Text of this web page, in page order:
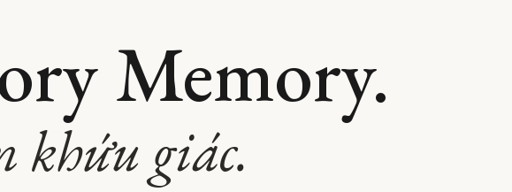
Memory.
khứu giác.